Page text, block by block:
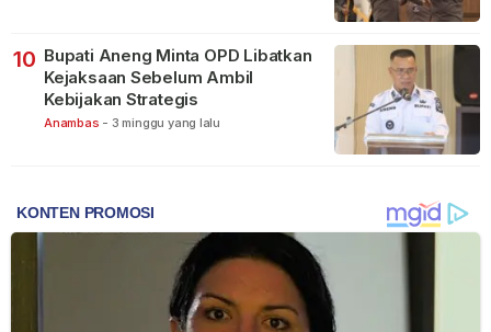
10 Bupati Aneng Minta OPD Libatkan
Kejaksaan Sebelum Ambil
Kebijakan Strategis
Anambas - 3 minggu yang lalu